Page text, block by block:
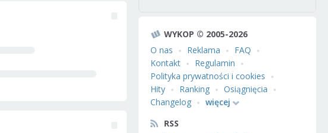
WYKOP © 2005-2026
O nas
Reklama
FAQ
Kontakt
Regulamin
Polityka prywatności i cookies
Hity
Ranking
Osiągnięcia
Changelog
więcej
RSS